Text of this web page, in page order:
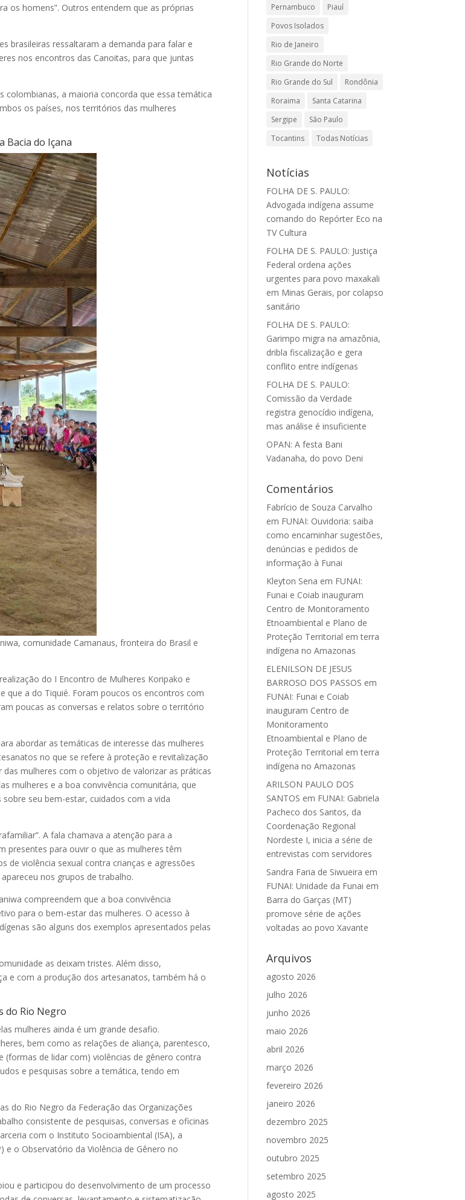
os homens”. Outros entendem que as próprias
brasileiras ressaltaram a demanda para falar e
nos encontros das Canoitas, para que juntas
a maioria concorda que essa temática
os países, nos territórios das mulheres
Bacia do Içana
comunidade Camanaus, fronteira do Brasil e
do I Encontro de Mulheres Koripako e
que a do Tiquié. Foram poucos os encontros com
poucas as conversas e relatos sobre o território
abordar as temáticas de interesse das mulheres
no que se refere à proteção e revitalização
mulheres com o objetivo de valorizar as práticas
mulheres e a boa convivência comunitária, que
seu bem-estar, cuidados com a vida
A fala chamava a atenção para a
presentes para ouvir o que as mulheres têm
de violência sexual contra crianças e agressões
nos grupos de trabalho.
compreendem que a boa convivência
para o bem-estar das mulheres. O acesso à
são alguns dos exemplos apresentados pelas
as deixam tristes. Além disso,
e com a produção dos artesanatos, também há o
do Rio Negro
mulheres ainda é um grande desafio.
bem como as relações de aliança, parentesco,
de lidar com) violências de gênero contra
e pesquisas sobre a temática, tendo em
do Rio Negro da Federação das Organizações
consistente de pesquisas, conversas e oficinas
com o Instituto Socioambiental (ISA), a
e o Observatório da Violência de Gênero no
e participou do desenvolvimento de um processo
Pernambuco
Piauí
Povos Isolados
Rio de Janeiro
Rio Grande do Norte
Rio Grande do Sul
Rondônia
Roraima
Santa Catarina
Sergipe
São Paulo
Tocantins
Todas Notícias
Notícias
FOLHA DE S. PAULO:
Advogada indígena assume
comando do Repórter Eco na
TV Cultura
FOLHA DE S. PAULO: Justiça
Federal ordena ações
urgentes para povo maxakali
em Minas Gerais, por colapso
sanitário
FOLHA DE S. PAULO:
Garimpo migra na amazônia,
dribla fiscalização e gera
conflito entre indígenas
FOLHA DE S. PAULO:
Comissão da Verdade
registra genocídio indígena,
mas análise é insuficiente
OPAN: A festa Bani
Vadanaha, do povo Deni
Comentários
Fabrício de Souza Carvalho
em FUNAI: Ouvidoria: saiba
como encaminhar sugestões,
denúncias e pedidos de
informação à Funai
Kleyton Sena em FUNAI:
Funai e Coiab inauguram
Centro de Monitoramento
Etnoambiental e Plano de
Proteção Territorial em terra
indígena no Amazonas
ELENILSON DE JESUS
BARROSO DOS PASSOS em
FUNAI: Funai e Coiab
inauguram Centro de
Monitoramento
Etnoambiental e Plano de
Proteção Territorial em terra
indígena no Amazonas
ARILSON PAULO DOS
SANTOS em FUNAI: Gabriela
Pacheco dos Santos, da
Coordenação Regional
Nordeste I, inicia a série de
entrevistas com servidores
Sandra Faria de Siwueira em
FUNAI: Unidade da Funai em
Barra do Garças (MT)
promove série de ações
voltadas ao povo Xavante
Arquivos
agosto 2026
julho 2026
junho 2026
maio 2026
abril 2026
março 2026
fevereiro 2026
janeiro 2026
dezembro 2025
novembro 2025
outubro 2025
setembro 2025
agosto 2025